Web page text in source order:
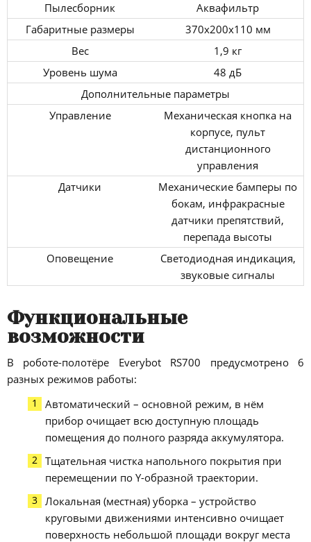
Пылесборник
Аквафильтр
Габаритные размеры
370x200x110 мм
Вес
1,9 кг
Уровень шума
48 дБ
Дополнительные параметры
Управление
Механическая кнопка на
корпусе, пульт
дистанционного
управления
Датчики
Механические бамперы по
бокам, инфракрасные
датчики препятствий,
перепада высоты
Оповещение
Светодиодная индикация,
звуковые сигналы
Функциональные
возможности
В роботе-полотёре Everybot RS700 предусмотрено 6
разных режимов работы:
Автоматический – основной режим, в нём
прибор очищает всю доступную площадь
помещения до полного разряда аккумулятора.
Тщательная чистка напольного покрытия при
перемещении по Y-образной траектории.
Локальная (местная) уборка – устройство
круговыми движениями интенсивно очищает
поверхность небольшой площади вокруг места